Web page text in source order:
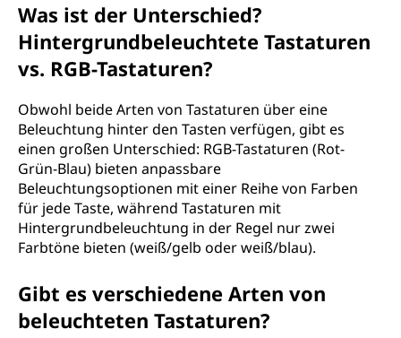
Was ist der Unterschied?
Hintergrundbeleuchtete Tastaturen
vs. RGB-Tastaturen?
Obwohl beide Arten von Tastaturen über eine
Beleuchtung hinter den Tasten verfügen, gibt es
einen großen Unterschied: RGB-Tastaturen (Rot-
Grün-Blau) bieten anpassbare
Beleuchtungsoptionen mit einer Reihe von Farben
für jede Taste, während Tastaturen mit
Hintergrundbeleuchtung in der Regel nur zwei
Farbtöne bieten (weiß/gelb oder weiß/blau).
Gibt es verschiedene Arten von
beleuchteten Tastaturen?